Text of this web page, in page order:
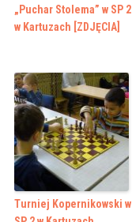
„Puchar Stolema” w SP 2
w Kartuzach [ZDJĘCIA]
Turniej Kopernikowski w